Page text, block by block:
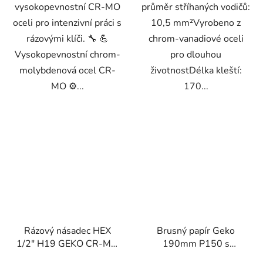
vysokopevnostní CR-MO
oceli pro intenzivní práci s
rázovými klíči. 🔧 💪
Vysokopevnostní chrom-
molybdenová ocel CR-
MO ⚙️...
průměr stříhaných vodičů:
10,5 mm²Vyrobeno z
chrom-vanadiové oceli
pro dlouhou
životnostDélka kleští:
170...
Rázový násadec HEX
1/2" H19 GEKO CR-MO
Brusný papír Geko
190mm P150 s